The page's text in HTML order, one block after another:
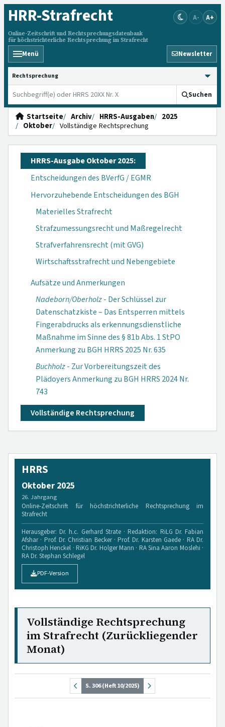
HRR-Strafrecht
Online-Zeitschrift und Rechtsprechungsdatenbank
für höchstrichterliche Rechtsprechung im Strafrecht
A- A+
Menü Newsletter
HRRS durchsuchen
Suchen
Startseite Archiv HRRS-Ausgaben
2025
Oktober
Vollständige Rechtsprechung
HRRS-Ausgabe Oktober 2025:
Entscheidungen des BVerfG / EGMR
Hervorzuhebende Entscheidungen des BGH
Materielles Strafrecht
Strafzumessungsrecht und Maßregelrecht
Strafverfahrensrecht (mit GVG)
Wirtschaftsstrafrecht und Nebengebiete
Aufsätze und Anmerkungen
Nadeborn/Oberholz- Der Schlüssel zur
Datenschatzkiste – Das Entsperren mittels
Fingerabdrucks als erkennungsdienstliche
Maßnahme im Sinne des § 81b Abs. 1 StPO
Anmerkung zu BGH HRRS 2025 Nr. 635
Buchholz- Zur Vorbereitungszeit des
Plädoyers Anmerkung zu BGH HRRS 2024 Nr.
743
Vollständige Rechtsprechung
HRRS
Oktober 2025
26. Jahrgang
Online-Zeitschrift für höchstrichterliche Rechtsprechung im
Strafrecht
Herausgeber: Dr. h.c. Gerhard Strate · Redaktion: RiLG Dr. Fabian
Afshar · Prof. Dr. Christian Becker · Prof. Dr. Karsten Gaede · RA Dr.
Christoph Henckel · RiKG Dr. Holger Mann · RA Sina Aaron Moslehi ·
RA Dr. Stephan Schlegel
PDF-Version
Vollständige Rechtsprechung
im Strafrecht (Zurückliegender
Monat)
S. 306 (Heft 10/2025)